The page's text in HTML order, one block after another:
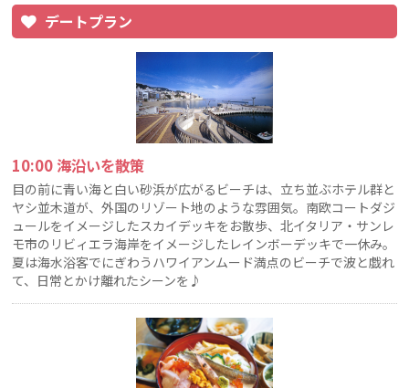
デートプラン
10:00 海沿いを散策
目の前に青い海と白い砂浜が広がるビーチは、立ち並ぶホテル群と
ヤシ並木道が、外国のリゾート地のような雰囲気。南欧コートダジ
ュールをイメージしたスカイデッキをお散歩、北イタリア・サンレ
モ市のリビィエラ海岸をイメージしたレインボーデッキで一休み。
夏は海水浴客でにぎわうハワイアンムード満点のビーチで波と戯れ
て、日常とかけ離れたシーンを♪